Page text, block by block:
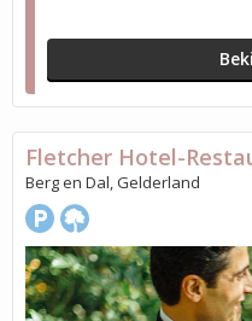
Fletcher Hotel-
Berg en Dal, Gelderland